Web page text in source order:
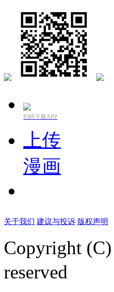
扫码下载APP
上传
漫画
关于我们 建议与投诉 版权声明
Copyright
reserved